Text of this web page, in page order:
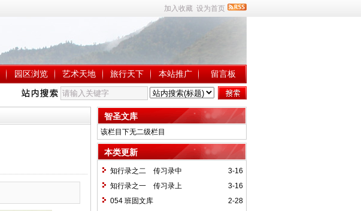
加入收藏 设为首页
园区浏览 艺术天地 旅行天下 本站推广 留言板
智圣文库
该栏目下无二级栏目
本类更新
3-16
知行录之二 传习录中
3-16
知行录之一 传习录上
2-28
054 班固文库